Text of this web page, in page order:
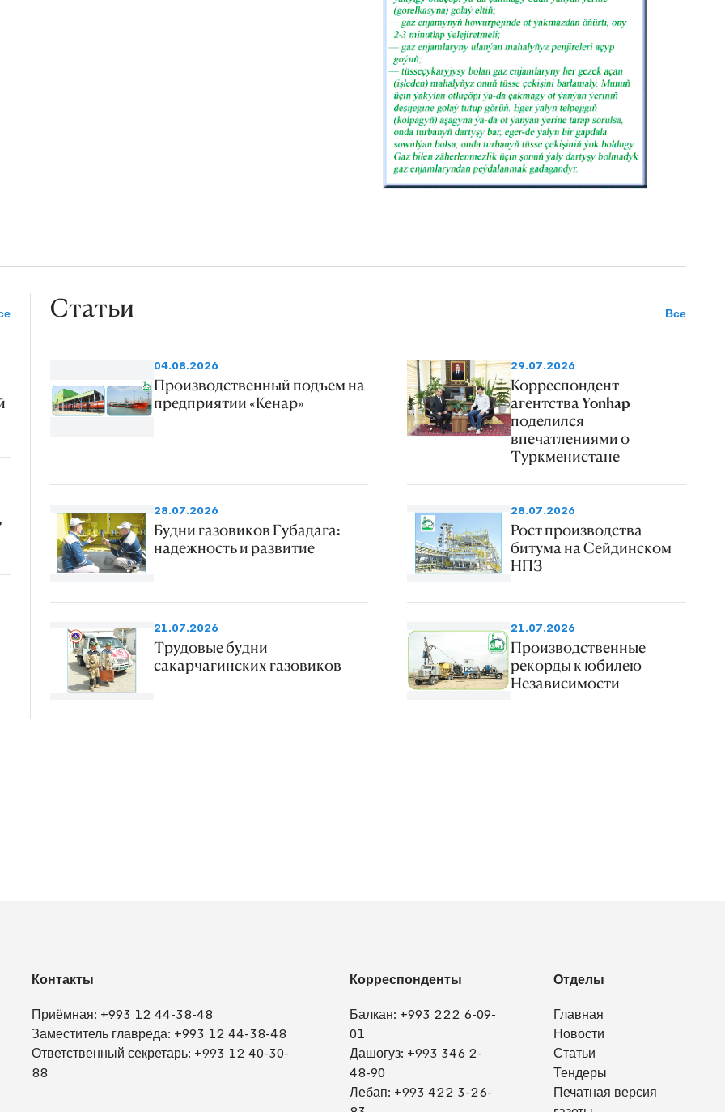
Статьи Все
04.08.2026
Производственный подъем на
предприятии «Кенар»
29.07.2026
Корреспондент
агентства Yonhap
поделился
впечатлениями о
Туркменистане
28.07.2026
Будни газовиков Губадага:
надежность и развитие
28.07.2026
Рост производства
битума на Сейдинском
НПЗ
21.07.2026
Трудовые будни
сакарчагинских газовиков
21.07.2026
Производственные
рекорды к юбилею
Независимости
Контакты
Приёмная: +993 12 44-38-48
Заместитель главреда: +993 12 44-38-48
Ответственный секретарь: +993 12 40-30-
88
Корреспонденты
Балкан: +993 222 6-09-
01
Дашогуз: +993 346 2-
48-90
Лебап: +993 422 3-26-
Отделы
Главная
Новости
Статьи
Тендеры
Печатная версия